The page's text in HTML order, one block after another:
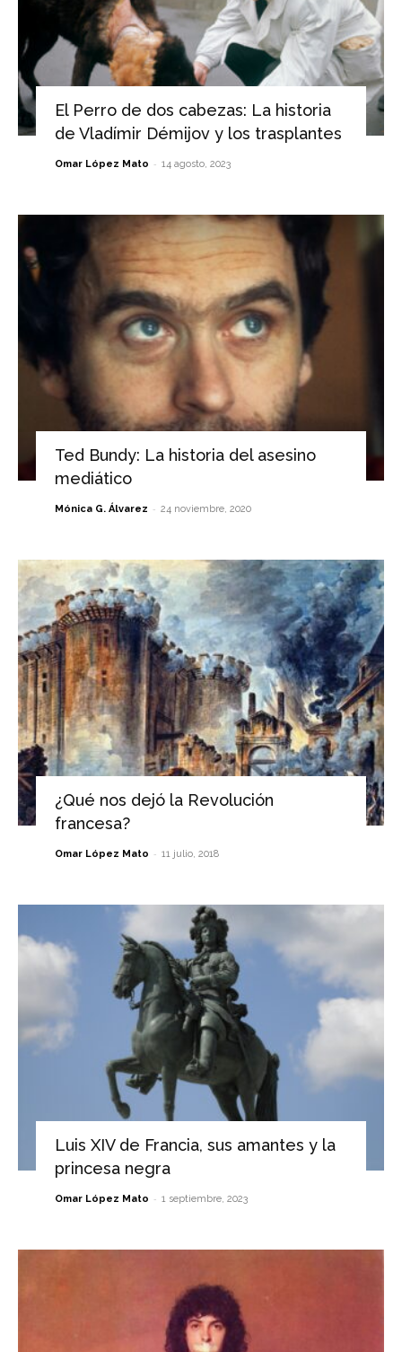
El Perro de dos cabezas: La historia
de Vladímir Démijov y los trasplantes
Omar López Mato - 14 agosto, 2023
Ted Bundy: La historia del asesino
mediático
Mónica G. Álvarez - 24 noviembre, 2020
¿Qué nos dejó la Revolución
francesa?
Omar López Mato - 11 julio, 2018
Luis XIV de Francia, sus amantes y la
princesa negra
Omar López Mato - 1 septiembre, 2023